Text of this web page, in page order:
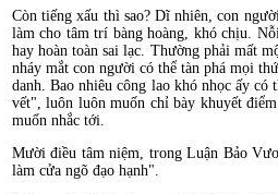
Còn tiếng xấu thì sao? Dĩ nhiên, con
làm cho tâm trí bàng hoàng, khó chịu.
hay hoàn toàn sai lạc. Thường phải mất
nháy mắt con người có thể tàn phá mọi
danh. Bao nhiêu công lao khó nhọc ấy
vết", luôn luôn muốn chỉ bày khuyết
muốn nhắc tới.
Mười điều tâm niệm, trong Luận Bảo
làm cửa ngõ đạo hạnh".